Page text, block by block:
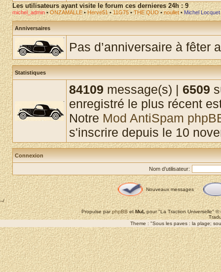
Les utilisateurs ayant visite le forum ces dernieres 24h : 9
michel_admin•ONZAMALLE•Herve51•11G75•THE QUO•noullet•Michel Locquet
Anniversaires
Pas d’anniversaire à fêter
Statistiques
84109 message(s) | 6509
enregistré le plus récent
Notre Mod AntiSpam
s'inscrire depuis le 10
Connexion
Nom d’utilisateur:
Nouveaux messages
--/
Propulse parphpBBetMuLpour "La Traction Universelle"
Theme : "Sous les paves : la plage;